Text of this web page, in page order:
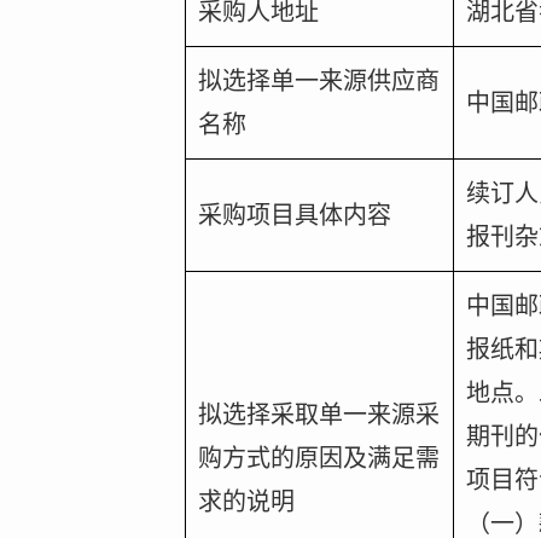
采购人地址 湖北
拟选择单一来源供应商
名称
中国
采购项目具体内容
续订
报刊
拟选择采取单一来源采
购方式的原因及满足需
求的说明
中国
报纸
地点
期刊
项目
（一